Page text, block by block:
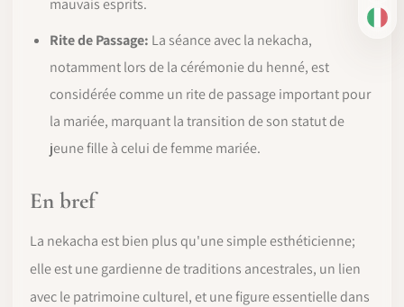
IT
mauvais esprits.
Rite de Passage: La séance avec la nekacha,
notamment lors de la cérémonie du henné, est
considérée comme un rite de passage important pour
la mariée, marquant la transition de son statut de
jeune fille à celui de femme mariée.
En bref
La nekacha est bien plus qu'une simple esthéticienne;
elle est une gardienne de traditions ancestrales, un lien
avec le patrimoine culturel, et une figure essentielle dans